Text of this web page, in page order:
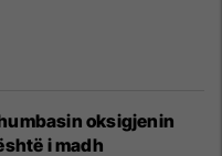
oksigjenin
i madh